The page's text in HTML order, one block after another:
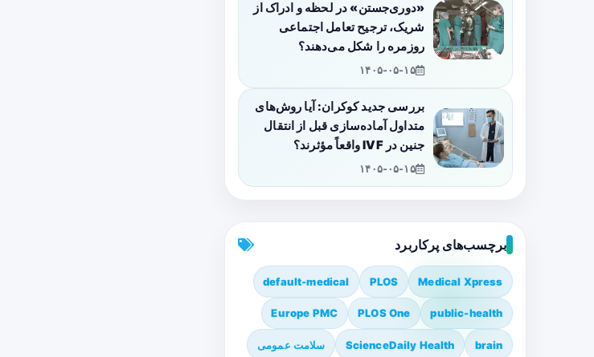
«دوری‌جستن» در لحظه و ادراک از
شریک، ترجیح تعامل اجتماعی
روزمره را شکل می‌دهند؟
۱۴۰۵-۰۵-۱۵
بررسی جدید کوکران: آیا روش‌های
متداول آماده‌سازی قبل از انتقال
جنین در IVF واقعاً مؤثرند؟
۱۴۰۵-۰۵-۱۵
برچسب‌های پرکاربرد
Medical Xpress
PLOS
default-medical
public-health
PLOS One
Europe PMC
brain
ScienceDaily Health سلامت عمومی